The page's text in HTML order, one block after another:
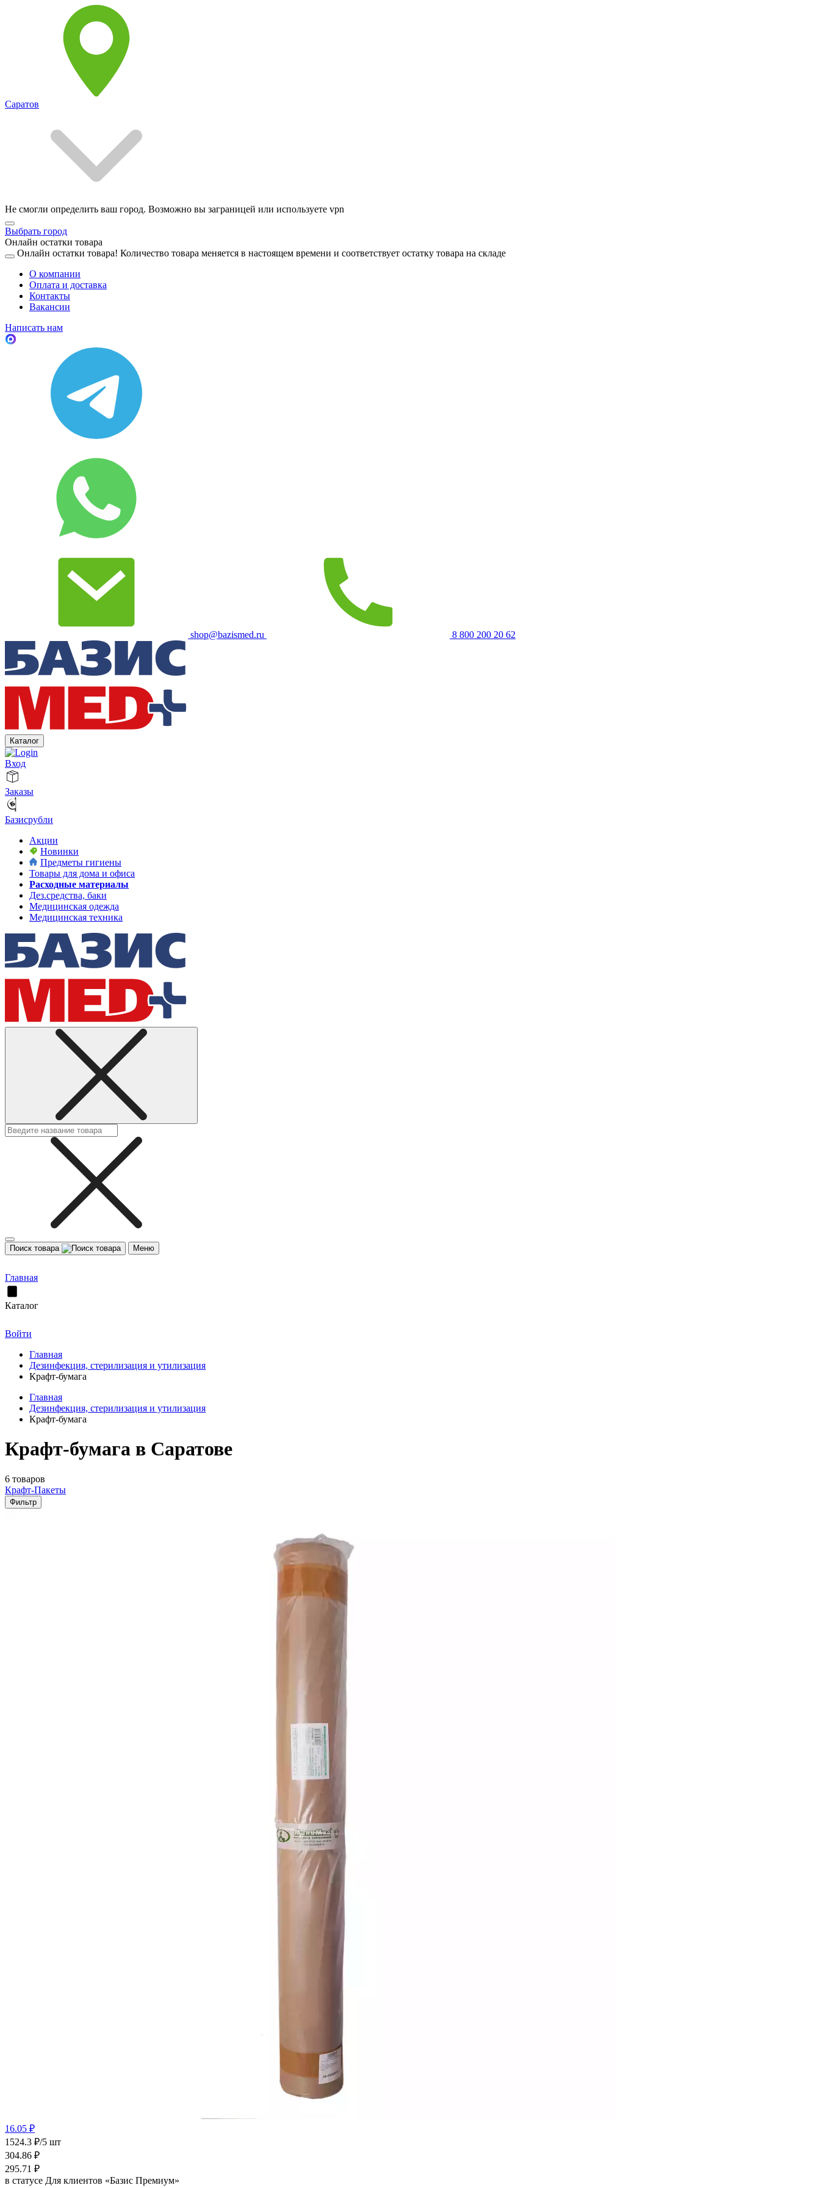
Саратов
Не смогли определить ваш город. Возможно вы заграницей или используете vpn
Выбрать город
Онлайн остатки товара
Онлайн остатки товара! Количество товара меняется в настоящем времени и соответствует остатку товара на складе
О компании
Оплата и доставка
Контакты
Вакансии
Написать нам
shop@bazismed.ru 8 800 200 20 62
Каталог
Вход
Заказы
Базисрубли
Акции
Новинки
Предметы гигиены
Товары для дома и офиса
Расходные материалы
Дез.средства, баки
Медицинская одежда
Медицинская техника
Поиск товара Меню
Главная
Каталог
Войти
Главная
Дезинфекция, стерилизация и утилизация
Крафт-бумага
Главная
Дезинфекция, стерилизация и утилизация
Крафт-бумага
Крафт-бумага в Саратове
6 товаров
Крафт-Пакеты
Фильтр
16.05 ₽
1524.3 ₽/5 шт
304.86 ₽
295.71 ₽
в статусе Для клиентов «Базис Премиум»